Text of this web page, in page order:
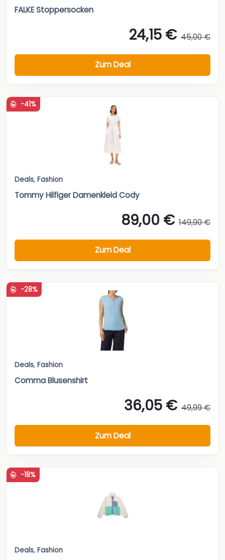
FALKE Stoppersocken
24,15 € 45,00 €
Zum Deal
-41%
Deals, Fashion
Tommy Hilfiger Damenkleid Cody
89,00 € 149,90 €
Zum Deal
-28%
Deals, Fashion
Comma Blusenshirt
36,05 € 49,99 €
Zum Deal
-18%
Deals, Fashion